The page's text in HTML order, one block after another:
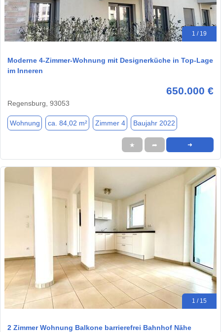
1 / 19
Moderne 4-Zimmer-Wohnung mit Designerküche in Top-Lage
im Inneren
650.000 €
Regensburg, 93053
Wohnung ca. 84,02 m² Zimmer 4 Baujahr 2022
★ ➦ ➜
1 / 15
2 Zimmer Wohnung Balkone barrierefrei Bahnhof Nähe